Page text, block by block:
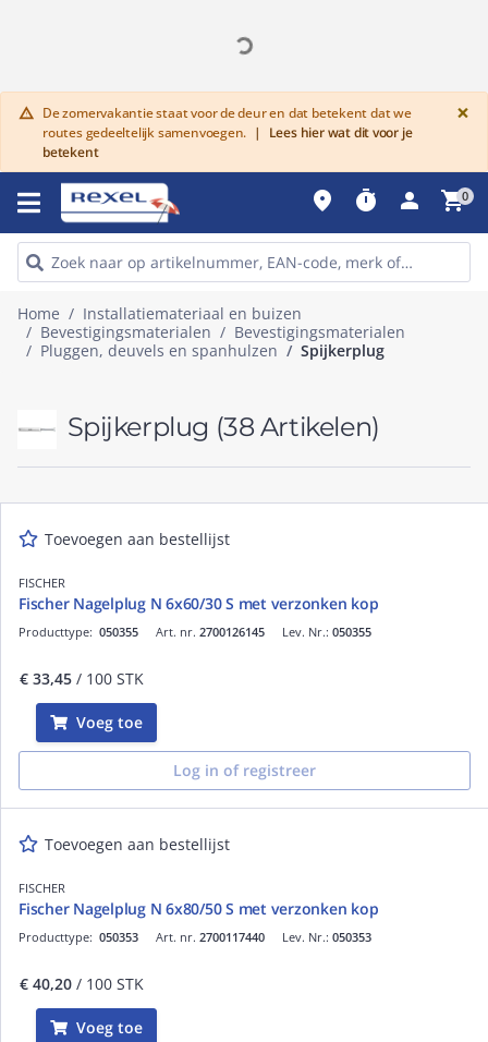
warning De zomervakantie staat voor de deur en dat betekent dat we
routes gedeeltelijk samenvoegen. |
Lees hier wat dit voor je
betekent
×
place timer person shopping_cart0
Home
Installatiemateriaal en buizen
Bevestigingsmaterialen
Bevestigingsmaterialen
Pluggen, deuvels en spanhulzen
Spijkerplug
Spijkerplug (38 Artikelen)
Toevoegen aan bestellijst
FISCHER
Fischer Nagelplug N 6x60/30 S met verzonken kop
Art. nr. 2700126145
Producttype: 050355 Lev. Nr.: 050355
€ 33,45 / 100 STK
Voeg toe
Log in of registreer
Toevoegen aan bestellijst
FISCHER
Fischer Nagelplug N 6x80/50 S met verzonken kop
Art. nr. 2700117440
Producttype: 050353 Lev. Nr.: 050353
€ 40,20 / 100 STK
Voeg toe